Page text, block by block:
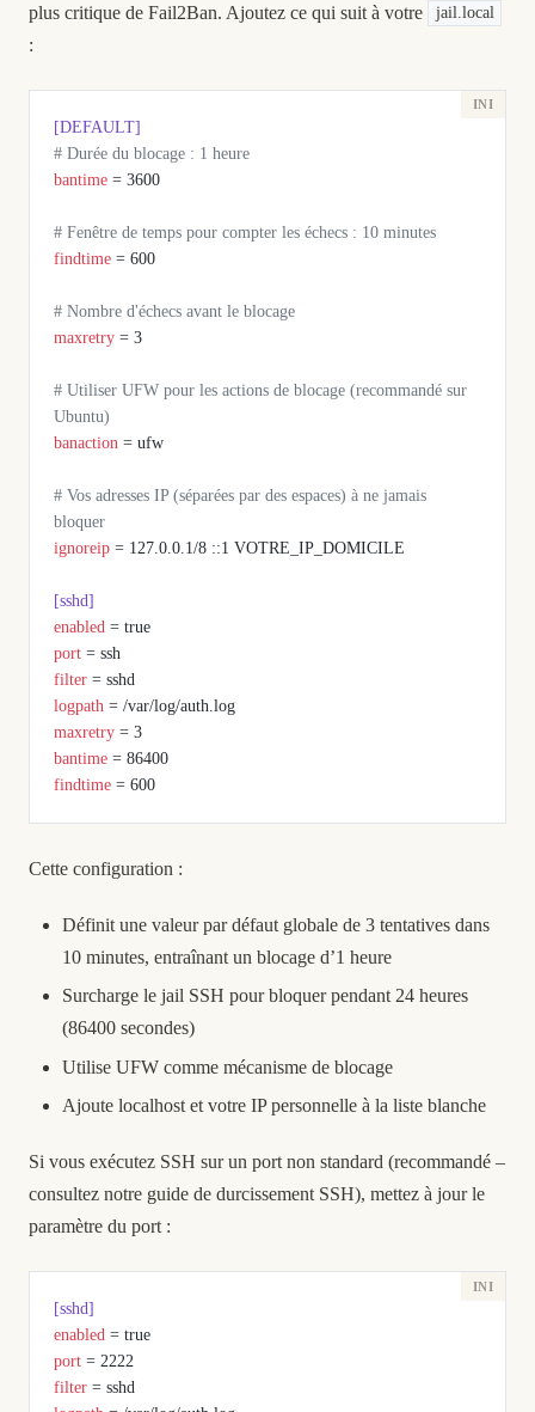
plus critique de Fail2Ban. Ajoutez ce qui suit à votre
jail.local
:
[DEFAULT]
# Durée du blocage : 1 heure
bantime = 3600
# Fenêtre de temps pour compter les échecs : 10 minutes
findtime = 600
# Nombre d'échecs avant le blocage
maxretry = 3
# Utiliser UFW pour les actions de blocage (recommandé sur
Ubuntu)
banaction = ufw
# Vos adresses IP (séparées par des espaces) à ne jamais
bloquer
ignoreip = 127.0.0.1/8 ::1 VOTRE_IP_DOMICILE
[sshd]
enabled = true
port = ssh
filter = sshd
logpath = /var/log/auth.log
maxretry = 3
bantime = 86400
findtime = 600
Cette configuration :
Définit une valeur par défaut globale de 3 tentatives dans
10 minutes, entraînant un blocage d’1 heure
Surcharge le jail SSH pour bloquer pendant 24 heures
(86400 secondes)
Utilise UFW comme mécanisme de blocage
Ajoute localhost et votre IP personnelle à la liste blanche
Si vous exécutez SSH sur un port non standard (recommandé –
consultez notre guide de durcissement SSH), mettez à jour le
paramètre du port :
[sshd]
enabled = true
port = 2222
filter = sshd